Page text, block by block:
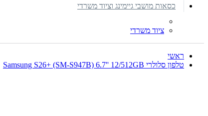
כסאות מושבי גיימינג וציוד משרדי
ציוד משרדי
ראשי
טלפון סלולרי Samsung S26+ (SM-S947B) 6.7'' 12/512GB